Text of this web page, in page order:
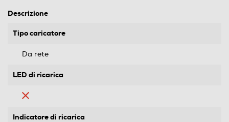
Descrizione
Tipo caricatore
Da rete
LED di ricarica
Indicatore di ricarica